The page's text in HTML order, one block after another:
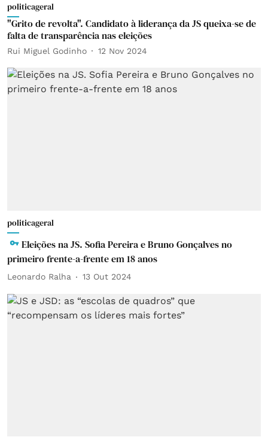
politicageral
"Grito de revolta". Candidato à liderança da JS queixa-se de
falta de transparência nas eleições
Rui Miguel Godinho 12 Nov 2024
politicageral
Eleições na JS. Sofia Pereira e Bruno Gonçalves no
primeiro frente-a-frente em 18 anos
Leonardo Ralha 13 Out 2024